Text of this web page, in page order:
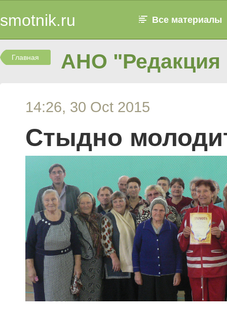
smotnik.ru Все материалы
Главная АНО "Редакция
14:26, 30 Oct 2015
Стыдно